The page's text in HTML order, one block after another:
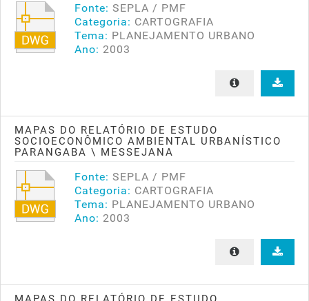
Fonte: SEPLA / PMF
Categoria: CARTOGRAFIA
Tema: PLANEJAMENTO URBANO
Ano: 2003
MAPAS DO RELATÓRIO DE ESTUDO
SOCIOECONÔMICO AMBIENTAL URBANÍSTICO
PARANGABA \ MESSEJANA
Fonte: SEPLA / PMF
Categoria: CARTOGRAFIA
Tema: PLANEJAMENTO URBANO
Ano: 2003